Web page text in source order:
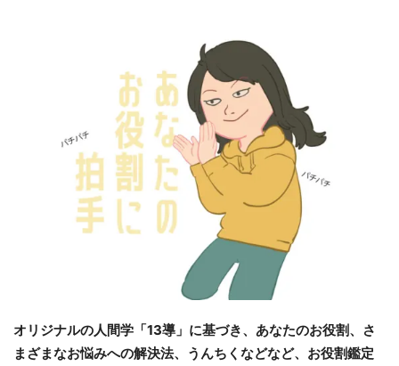
オリジナルの人間学「13導」に基づき、あなたのお役割、さ
まざまなお悩みへの解決法、うんちくなどなど、お役割鑑定